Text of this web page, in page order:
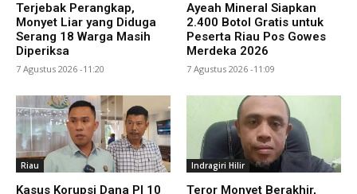
Terjebak Perangkap,
Monyet Liar yang Diduga
Serang 18 Warga Masih
Diperiksa
7 Agustus 2026 -11:20
Ayeah Mineral Siapkan
2.400 Botol Gratis untuk
Peserta Riau Pos Gowes
Merdeka 2026
7 Agustus 2026 -11:09
Riau
Kasus Korupsi Dana PI 10
Indragiri Hilir
Teror Monyet Berakhir,